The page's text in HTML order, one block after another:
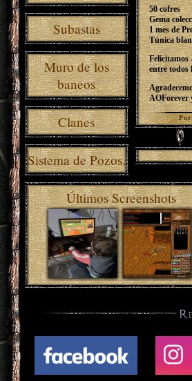
Subastas
Muro de los
baneos
Clanes
Sistema de Pozos.
50 cofres
Gema
1 mes de
Túnica
entre todos
AOForever
Últimos Screenshots